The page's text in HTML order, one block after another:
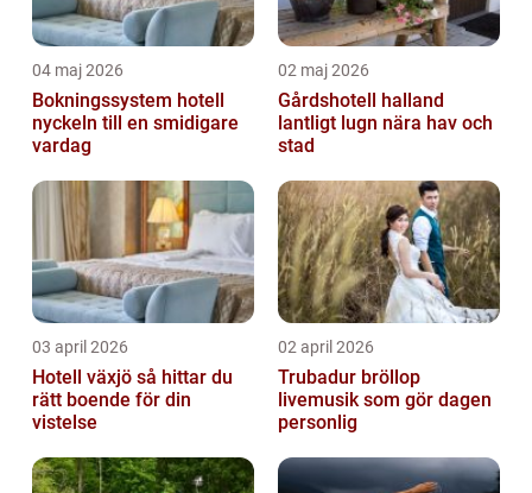
04 maj 2026
Bokningssystem hotell
nyckeln till en smidigare
vardag
02 maj 2026
Gårdshotell halland
lantligt lugn nära hav och
stad
03 april 2026
Hotell växjö så hittar du
rätt boende för din
vistelse
02 april 2026
Trubadur bröllop
livemusik som gör dagen
personlig